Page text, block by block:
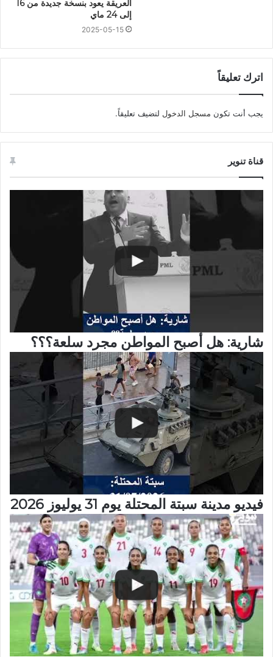
العريقة يعود بنسخة جديدة من 16
إلى 24 ماي
2025-05-15
اترك تعليقاً
يجب أنت تكون مسجل الدخول لتضيف تعليقاً.
قناة تنوير
شارية: هل أصبح المواطن مجرد سلعة؟؟؟
فيديو مدينة سبتة المحتلة يوم 31 يوليوز 2026